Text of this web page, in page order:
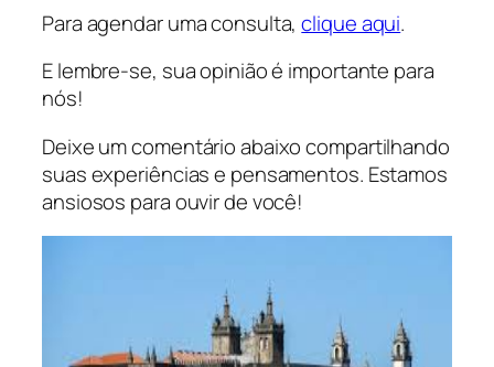
Para agendar uma consulta,clique aqui.
E lembre-se, sua opinião é importante para
nós!
Deixe um comentário abaixo compartilhando
suas experiências e pensamentos. Estamos
ansiosos para ouvir de você!